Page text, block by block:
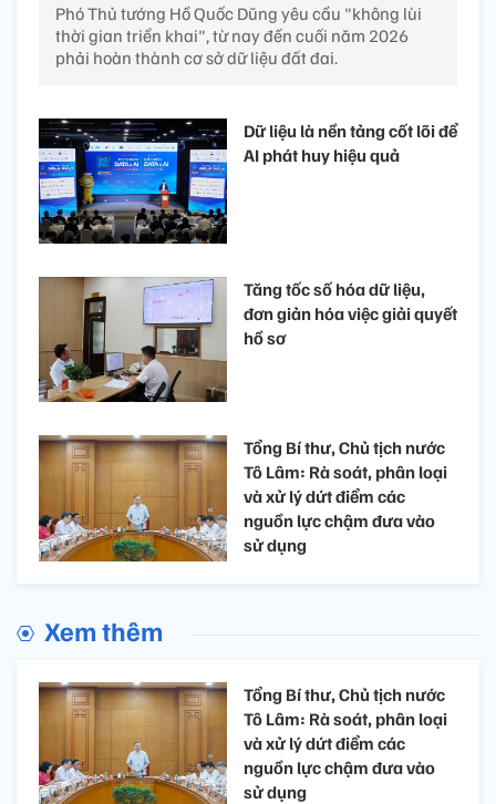
Phó Thủ tướng Hồ Quốc Dũng yêu cầu "không lùi
thời gian triển khai", từ nay đến cuối năm 2026
phải hoàn thành cơ sở dữ liệu đất đai.
Dữ liệu là nền tảng cốt lõi để
AI phát huy hiệu quả
Tăng tốc số hóa dữ liệu,
đơn giản hóa việc giải quyết
hồ sơ
Tổng Bí thư, Chủ tịch nước
Tô Lâm: Rà soát, phân loại
và xử lý dứt điểm các
nguồn lực chậm đưa vào
sử dụng
Xem thêm
Tổng Bí thư, Chủ tịch nước
Tô Lâm: Rà soát, phân loại
và xử lý dứt điểm các
nguồn lực chậm đưa vào
sử dụng